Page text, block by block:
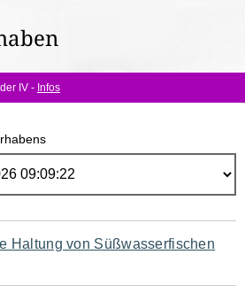
IV - Infos
Haltung von Süßwasserfischen